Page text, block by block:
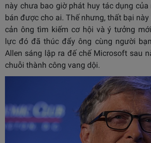
này chưa bao giờ phát huy tác dụng của
bán được cho ai. Thế nhưng, thất bại
cản ông tìm kiếm cơ hội và ý tưởng
lực đó đã thúc đẩy ông cùng người
Allen sáng lập ra đế chế Microsoft sau
chuỗi thành công vang dội.